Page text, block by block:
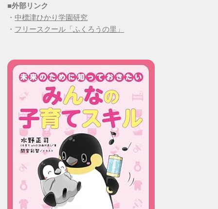
■外部リンク
・ 中標津ひかり学園研究
・ フリースクール「ふくろうの里」